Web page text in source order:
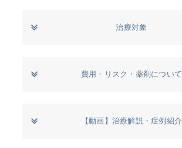
治療対象
費用・リスク・薬剤について
【動画】治療解説・症例紹介